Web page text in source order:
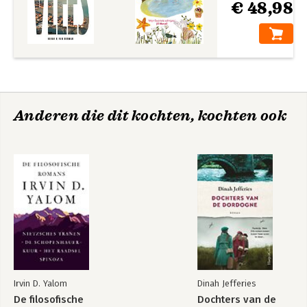
€ 48,98
Anderen die dit kochten, kochten ook
Irvin D. Yalom
De filosofische
Dinah Jefferies
Dochters van de